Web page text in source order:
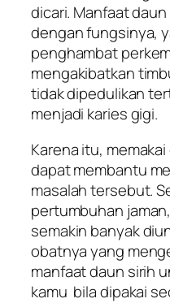
dicari. Manfaat
dengan fungsinya,
penghambat
mengakibatkan
tidak dipedulikan
menjadi karies gigi.
Karena itu,
dapat membantu
masalah tersebut.
pertumbuhan
semakin banyak
obatnya yang
manfaat daun sirih
kamu bila dipakai